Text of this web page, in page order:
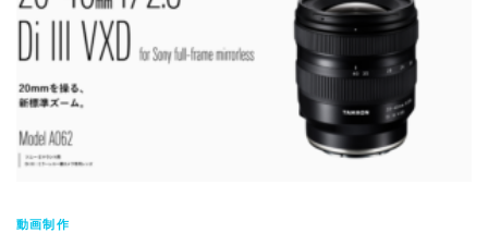
動画制作